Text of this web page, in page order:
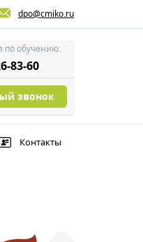
dpo@cmiko.ru
по обучению:
83-60
звонок
Контакты